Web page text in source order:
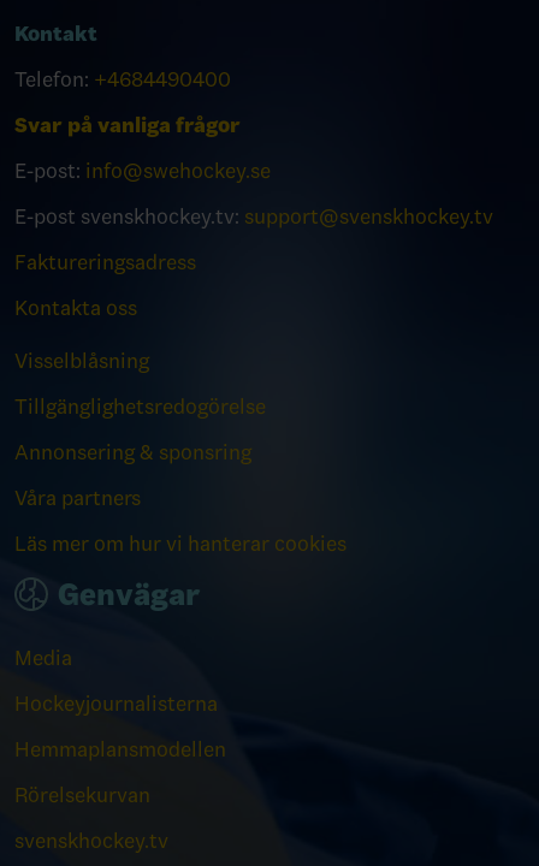
Kontakt
Telefon: +4684490400
Svar på vanliga frågor
E-post: info@swehockey.se
E-post svenskhockey.tv: support@svenskhockey.tv
Faktureringsadress
Kontakta oss
Visselblåsning
Tillgänglighetsredogörelse
Annonsering & sponsring
Våra partners
Läs mer om hur vi hanterar cookies
Genvägar
Media
Hockeyjournalisterna
Hemmaplansmodellen
Rörelsekurvan
svenskhockey.tv